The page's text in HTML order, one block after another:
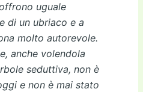
uguale
di un ubriaco e a
molto autorevole.
anche volendola
seduttiva, non è
e non è mai stato